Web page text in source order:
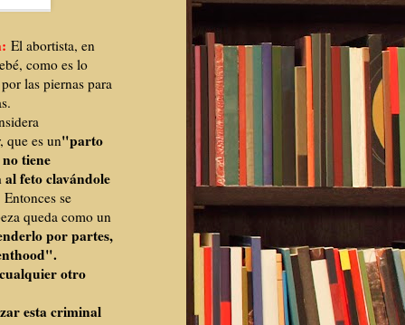
El abortista, en
como es lo
las piernas para
que es un"parto
tiene
feto clavándole
se
queda como un
por partes,
otro
esta criminal